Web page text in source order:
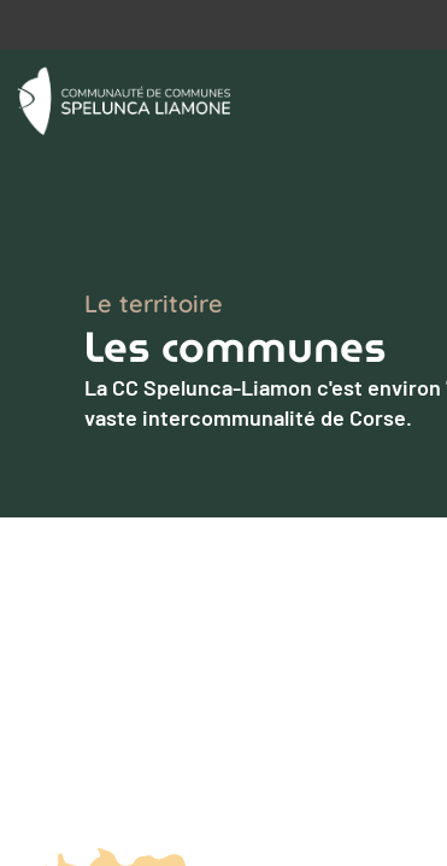
Le territoire
Les communes
La CC Spelunca-Liamon c'est
vaste intercommunalité de Corse.